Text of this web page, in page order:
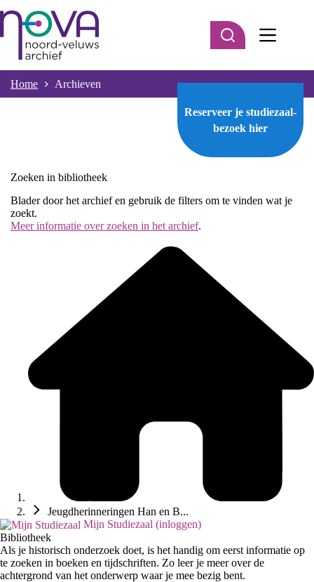
naar
inhoud
Home Archieven
Reserveer je studiezaal-
bezoek hier
Zoeken in bibliotheek
Blader door het archief en gebruik de filters om te vinden wat je
zoekt.
Meer informatie over zoeken in het archief.
Jeugdherinneringen Han en B...
Mijn Studiezaal (inloggen)
Bibliotheek
Als je historisch onderzoek doet, is het handig om eerst informatie op
te zoeken in boeken en tijdschriften. Zo leer je meer over de
achtergrond van het onderwerp waar je mee bezig bent.